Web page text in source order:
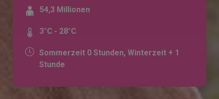
54,3 Millionen
3°C - 28°C
Sommerzeit 0 Stunden, Winterzeit + 1
Stunde